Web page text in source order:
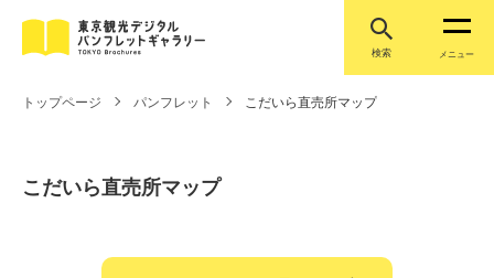
検索 メニュー
トップページ パンフレット こだいら直売所マップ
こだいら直売所マップ